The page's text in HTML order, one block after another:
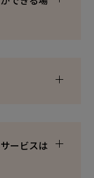
ービスは